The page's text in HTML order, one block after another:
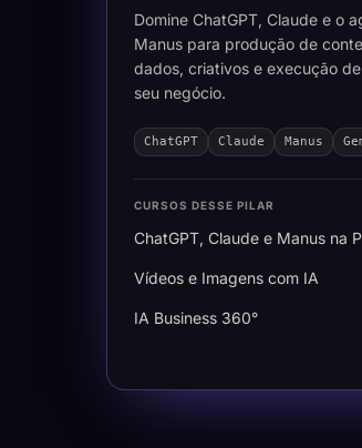
Domine ChatGPT, Claude e o
Manus para produção de
dados, criativos e execução
seu negócio.
ChatGPT Claude Manus
CURSOS DESSE PILAR
ChatGPT, Claude e Manus na
Vídeos e Imagens com IA
IA Business 360°